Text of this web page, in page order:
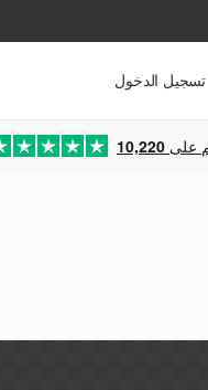
تسجيل الدخول
10,220 على